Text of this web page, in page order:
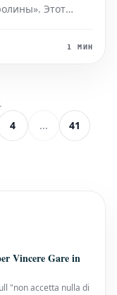
Этот
провел свою
1 МИН
4 ... 41
Vincere Gare in
"non accetta nulla di